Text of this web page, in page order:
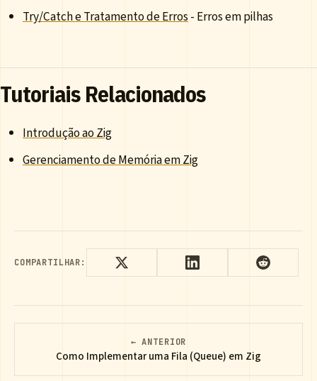
Try/Catch e Tratamento de Erros- Erros em pilhas
Tutoriais Relacionados
Introdução ao Zig
Gerenciamento de Memória em Zig
COMPARTILHAR:
← ANTERIOR
Como Implementar uma Fila (Queue) em Zig